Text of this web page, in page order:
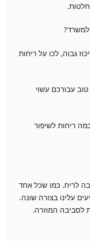
גבוה, לכו על ריחות
עבורכם עשוי
ריחות לשיפור
לריח. כמו שכל אחד
עלינו בצורה שונה.
לסביבה המוזרה.